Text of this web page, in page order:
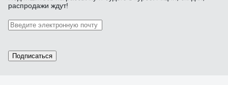
распродажи ждут!
Подписаться